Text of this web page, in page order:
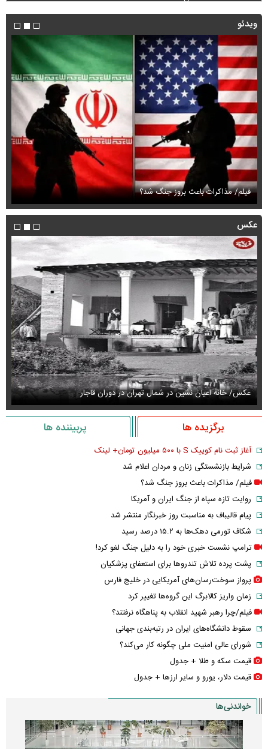
ویدئو
فیلم/ مذاکرات باعث بروز جنگ شد؟
عکس
عکس/ خانه اعیان نشین در شمال تهران در دوران قاجار
برگزیده ها پربیننده ها
آغاز ثبت نام کوییک S با ۵۰۰ میلیون تومان+ لینک
شرایط بازنشستگی زنان و مردان اعلام شد
فیلم/ مذاکرات باعث بروز جنگ شد؟
روایت تازه سپاه از جنگ ایران و آمریکا
پیام قالیباف به مناسبت روز خبرنگار منتشر شد
شکاف تورمی دهک‌ها به ۱۵.۲ درصد رسید
ترامپ نشست خبری خود را به دلیل جنگ لغو کرد!
پشت پرده تلاش تندروها برای استعفای پزشکیان
پرواز سوخت‌رسان‌های آمریکایی در خلیج فارس
زمان واریز کالابرگ این گروه‌ها تغییر کرد
فیلم/چرا رهبر شهید انقلاب به پناهگاه نرفتند؟
سقوط دانشگاه‌های ایران در رتبه‌بندی جهانی
شورای عالی امنیت ملی چگونه کار می‌کند؟
قیمت سکه و طلا + جدول
قیمت دلار، یورو و سایر ارز‌ها + جدول
خواندنی‌ها